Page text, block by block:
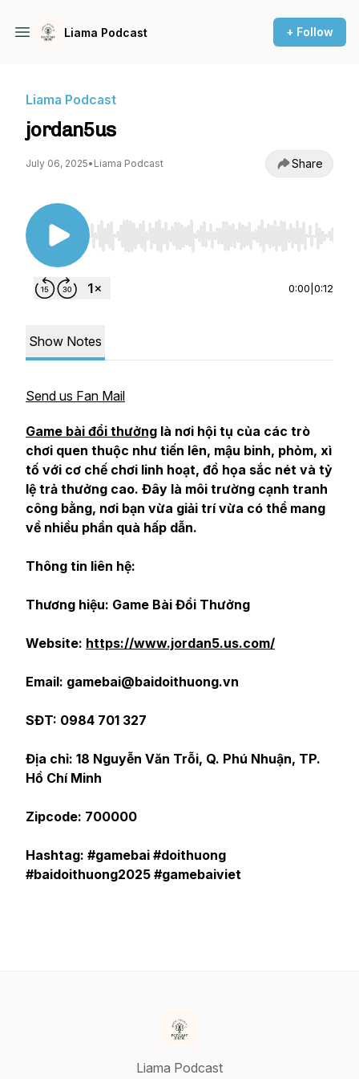
Liama Podcast + Follow
Liama Podcast
jordan5us
July 06, 2025• Liama Podcast Share
Use Left/Right to seek, Home/End to jump to
0:00 0:12
Show Notes
Send us Fan Mail
Game bài đổi thưởng là nơi hội tụ của các trò
chơi quen thuộc như tiến lên, mậu binh, phỏm, xì
tố với cơ chế chơi linh hoạt, đồ họa sắc nét và tỷ
lệ trả thưởng cao. Đây là môi trường cạnh tranh
công bằng, nơi bạn vừa giải trí vừa có thể mang
về nhiều phần quà hấp dẫn.
Thông tin liên hệ:
Thương hiệu: Game Bài Đổi Thưởng
Website: https://www.jordan5.us.com/
Email: gamebai@baidoithuong.vn
SĐT: 0984 701 327
Địa chỉ: 18 Nguyễn Văn Trỗi, Q. Phú Nhuận, TP.
Hồ Chí Minh
Zipcode: 700000
Hashtag: #gamebai #doithuong
#baidoithuong2025 #gamebaiviet
Liama Podcast